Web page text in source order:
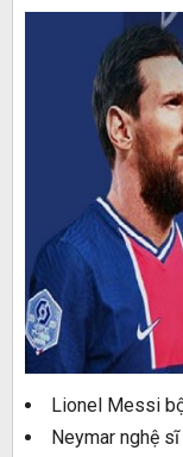
Lionel Messi
Neymar nghệ